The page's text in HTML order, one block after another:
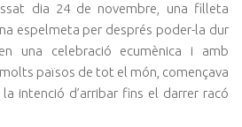
dia 24 de novembre, una filleta
espelmeta per després poder-la dur
una celebració ecumènica i amb
països de tot el món, començava
intenció d’arribar fins el darrer racó